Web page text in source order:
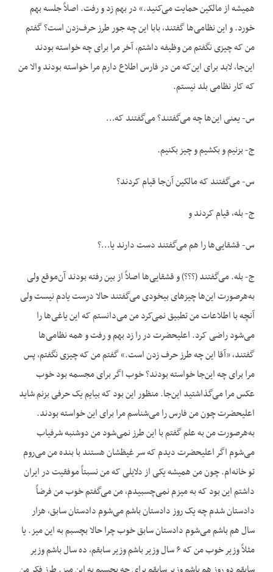
همیشه از مالکین حمایت می‌کنید.» در بهم زد و رفت. اصلاً جلسه بهم
خورد. و این نظامی‌ها گفتند، بابا این چه جور طرز حرف‌زدن است؟ گفتم
من که چیزی نگفتم من وظیفه داشتم، آخر مرا برای چه خواسته بودند
این‌جا، لابد برای این‌که من در فارس اطلاع دارم مرا خواسته بودند والا من
که کار نظامی بلد نیستم.
س- یعنی این‌ها چه می‌گفتند؟ می‌گفتند که…
ج- بزنیم و بکشیم و چیز بکنیم.
س- می‌گفتند که مالکین آن‌جا قیام کردند؟
ج- بله، قیام کردند و
س- قشقایی‌ها را هم می‌گفتند دست دارند یا…؟
ج- بله. می‌گفتند (؟؟؟) و قشقایی‌ها اصلاً از بین رفته بودند آن‌موقع ولی
به‌هرصورت این‌ها چیزهای بیخودی می‌گفتند حالا درست یادم نیست ولی
آنچه با اطلاعات من تطبیق نمی‌کرد من می‌دانستم که این یاغی‌ها را
می‌شود راضی کرد. اعلیحضرت در را زد بهم و رفت و همه نظامی‌ها
گفتند، «آقا این چه طرز حرف زدن است.» گفتم من که چیزی نگفتم، پس
مرا برای چه این‌جا خواسته بودند؟ خوب اگر برای مجسمه بود خوب
عکس مرا می‌گذاشتید این‌جا. منظور این بود که بیایم یک حرفی بزنم شاید
اعلیحضرت چون من فارس را می‌شناسم مرا برای این خواسته بودند.
به‌هرصورت من به علم گفتم با این طرز نمی‌شود من دوشنبه شرفیاب
می‌شوم اگر اعلیحضرت دیدم که سر غیظشان هستند با بنده من می‌روم
تو خانه‌ام. چون من همیشه یکی از دلایلی که من نسبتاً موفقیت در ایران
داشتم این بود که به میزم نمی‌چسبیدم، من می‌گفتم خوب من فرضاً
دادستان شدم چه یک روز دادستان باشم می‌شوم دادستان سابق، هزار
سال هم باشم می‌شوم دادستان سابق خوب چرا حالا بچسبم به این میز. یا
مثلاً وزیر خوب من که ۶ سال وزیر باشم وزیر سابقم، ده سال باشم وزیر